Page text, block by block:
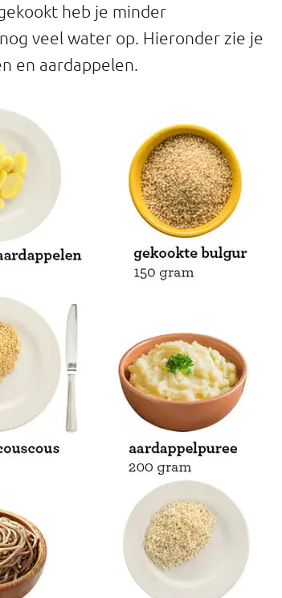
heb je minder
veel water op. Hieronder zie je
en aardappelen.